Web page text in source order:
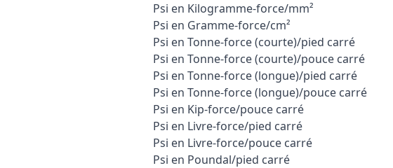
Psi en Kilogramme-force/mm²
Psi en Gramme-force/cm²
Psi en Tonne-force (courte)/pied carré
Psi en Tonne-force (courte)/pouce carré
Psi en Tonne-force (longue)/pied carré
Psi en Tonne-force (longue)/pouce carré
Psi en Kip-force/pouce carré
Psi en Livre-force/pied carré
Psi en Livre-force/pouce carré
Psi en Poundal/pied carré